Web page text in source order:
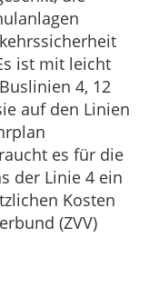
ist mit leicht
4, 12
auf den Linien
es für die
der Linie 4 ein
Kosten
(ZVV)